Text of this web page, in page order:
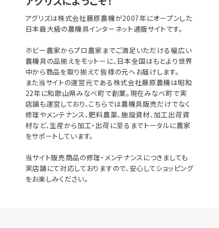
アグリズは株式会社藤原農機が2007年にオープンした
日本最大級の農機具インターネット通販サイトです。
ホビー農家からプロ農家までご満足いただける幅広い
農機具の品揃えをモットーに、日本全国はもとより世界
中から商品を取り揃えて皆様の元へお届けします。
また当サイトの運営元である株式会社藤原農機は昭和
22年に和歌山県みなべ町で創業。現在みなべ町で実
店舗も運営しており、こちらでは農機具販売だけでなく
修理やメンテナンス、肥料農薬、施設資材、加工出荷資
材など、生産から加工・出荷に至るまでトータルに農家
をサポートしています。
当サイト販売商品の修理・メンテナンスにつきましても
実店舗にて対応しておりますので、安心してショッピング
をお楽しみください。